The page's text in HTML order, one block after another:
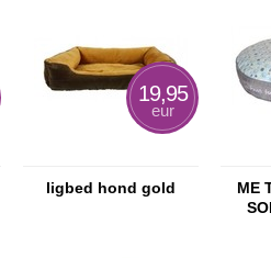
19,95
eur
ligbed hond gold
ME